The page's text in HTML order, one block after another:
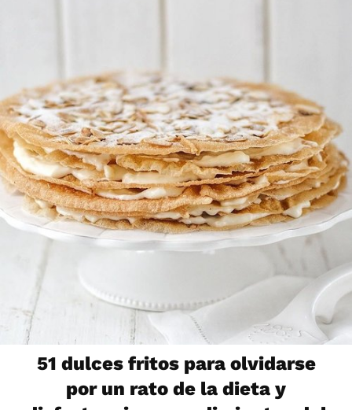
51 dulces fritos para olvidarse
por un rato de la dieta y